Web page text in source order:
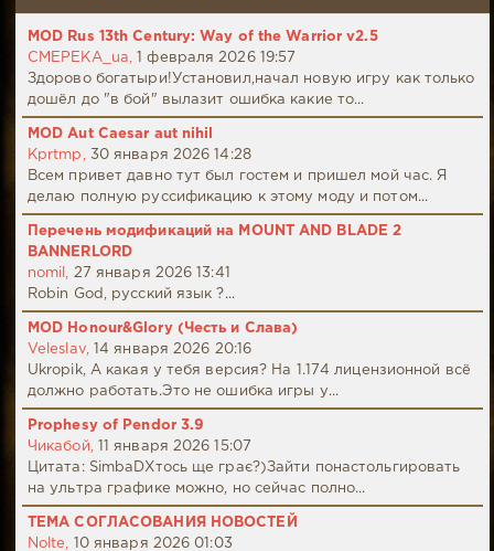
MOD Rus 13th Century: Way of the Warrior v2.5
CMEPEKA_ua,
1 февраля 2026 19:57
Здорово богатыри!Установил,начал новую игру как только
дошёл до "в бой" вылазит ошибка какие то...
MOD Aut Caesar aut nihil
Kprtmp,
30 января 2026 14:28
Всем привет давно тут был гостем и пришел мой час. Я
делаю полную руссификацию к этому моду и потом...
Перечень модификаций на MOUNT AND BLADE 2
BANNERLORD
nomil,
27 января 2026 13:41
Robin God, русский язык ?...
MOD Honour&Glory (Честь и Слава)
Veleslav,
14 января 2026 20:16
Ukropik, А какая у тебя версия? На 1.174 лицензионной всё
должно работать.Это не ошибка игры у...
Prophesy of Pendor 3.9
Чикабой,
11 января 2026 15:07
Цитата: SimbaDХтось ще грає?)Зайти понастольгировать
на ультра графике можно, но сейчас полно...
ТЕМА СОГЛАСОВАНИЯ НОВОСТЕЙ
Nolte,
10 января 2026 01:03